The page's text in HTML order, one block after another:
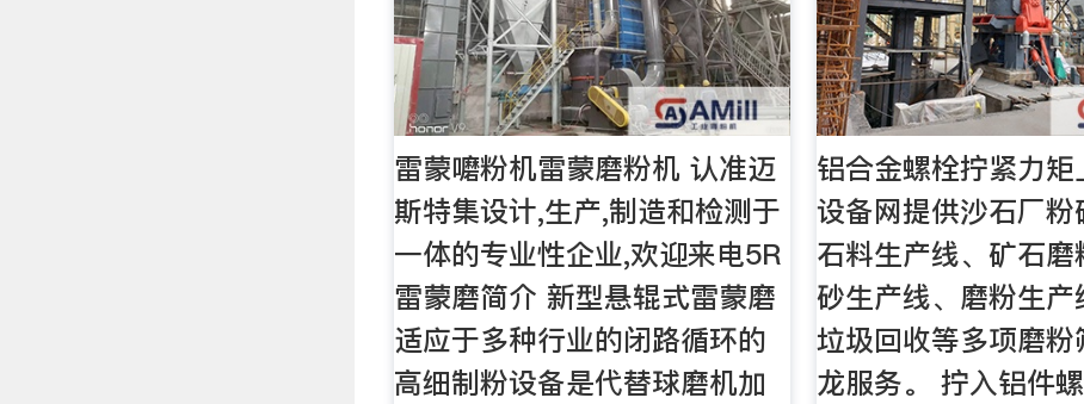
雷蒙嚰粉机雷蒙磨粉机 认准迈
斯特集设计,生产,制造和检测于
一体的专业性企业,欢迎来电5R
雷蒙磨简介 新型悬辊式雷蒙磨
适应于多种行业的闭路循环的
高细制粉设备是代替球磨机加
铝合金螺栓拧紧力矩
设备网提供沙石厂粉
石料生产线、矿石磨
砂生产线、磨粉生
垃圾回收等多项磨粉
龙服务。 拧入铝件